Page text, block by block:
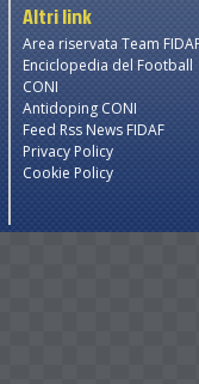
Altri link
Area riservata Team
Enciclopedia del Football
CONI
Antidoping CONI
Feed Rss News FIDAF
Privacy Policy
Cookie Policy